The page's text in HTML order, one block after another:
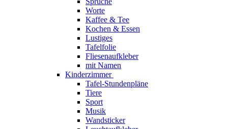
Worte
Kaffee & Tee
Kochen & Essen
Lustiges
Tafelfolie
Fliesenaufkleber
mit Namen
Kinderzimmer
Tafel-Stundenpläne
Tiere
Sport
Musik
Wandsticker